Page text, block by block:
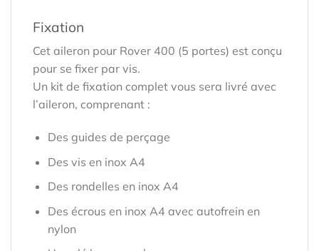
Fixation
Cet aileron pour Rover 400 (5 portes) est conçu
pour se fixer par vis.
Un kit de fixation complet vous sera livré avec
l’aileron, comprenant :
Des guides de perçage
Des vis en inox A4
Des rondelles en inox A4
Des écrous en inox A4 avec autofrein en
nylon